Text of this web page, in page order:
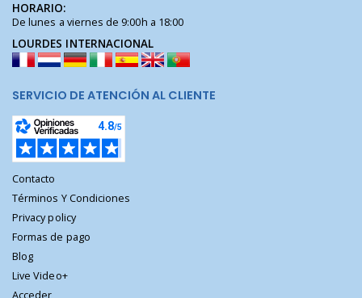
HORARIO:
De lunes a viernes de 9:00h a 18:00
LOURDES INTERNACIONAL
SERVICIO DE ATENCIÓN AL CLIENTE
Contacto
Términos Y Condiciones
Privacy policy
Formas de pago
Blog
Live Video+
Acceder